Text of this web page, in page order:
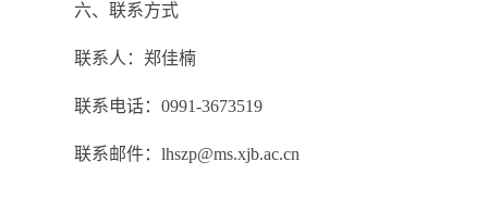
六、 联系方式
联系人：郑佳楠
联系电话： 0991-3673519
联系邮件： lhszp@ms.xjb.ac.cn